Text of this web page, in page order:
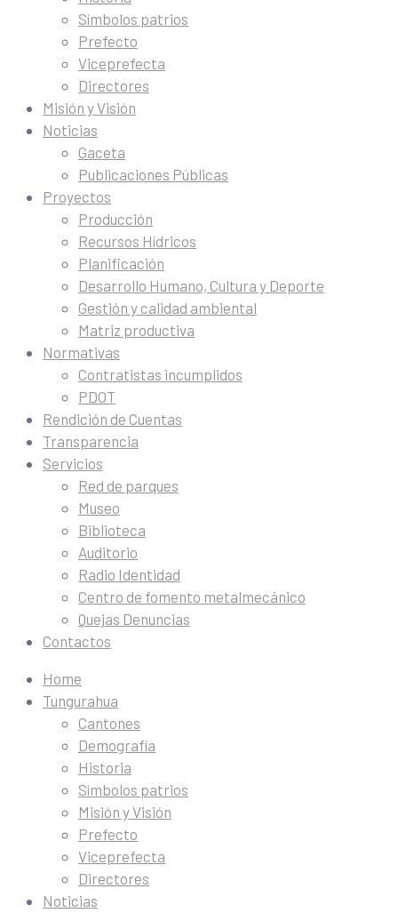
Símbolos patrios
Prefecto
Viceprefecta
Directores
Misión y Visión
Noticias
Gaceta
Publicaciones Públicas
Proyectos
Producción
Recursos Hídricos
Planificación
Desarrollo Humano, Cultura y Deporte
Gestión y calidad ambiental
Matriz productiva
Normativas
Contratistas incumplidos
PDOT
Rendición de Cuentas
Transparencia
Servicios
Red de parques
Museo
Biblioteca
Auditorio
Radio Identidad
Centro de fomento metalmecánico
Quejas Denuncias
Contactos
Home
Tungurahua
Cantones
Demografía
Historia
Símbolos patrios
Misión y Visión
Prefecto
Viceprefecta
Directores
Noticias